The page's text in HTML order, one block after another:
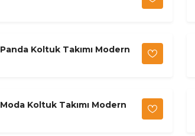
Panda Koltuk Takımı Modern
Moda Koltuk Takımı Modern